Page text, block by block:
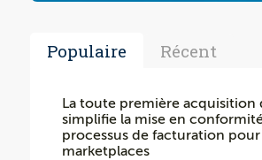
Populaire Récent
La toute première acquisition
simplifie la mise en
processus de facturation pour
marketplaces